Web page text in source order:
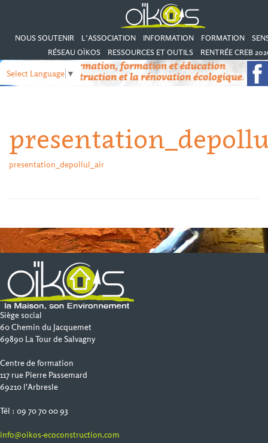
NOUS SOUTENIR L’ASSOCIATION INFORMATION FORMATION
RÉSEAU OÏKOS
RESSOURCES ET OUTILS RENTRÉE CREB
Select Language ▼
presentation_depollul_air
Siège social
60 Chemin du Jacquemet
69890 La Tour de Salvagny
Centre de formation
117 rue Pierre Passemard
69210 l'Arbresle
Tél : 09 70 70 00 93
info@oikos-ecoconstruction.com